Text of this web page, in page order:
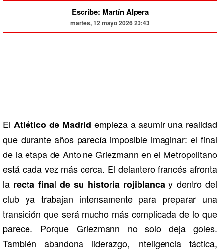
Escribe: Martín Alpera
martes, 12 mayo 2026 20:43
El Atlético de Madrid empieza a asumir una realidad
que durante años parecía imposible imaginar: el final
de la etapa de Antoine Griezmann en el Metropolitano
está cada vez más cerca. El delantero francés afronta
la recta final de su historia rojiblanca y dentro del
club ya trabajan intensamente para preparar una
transición que será mucho más complicada de lo que
parece. Porque Griezmann no solo deja goles.
También abandona liderazgo, inteligencia táctica,